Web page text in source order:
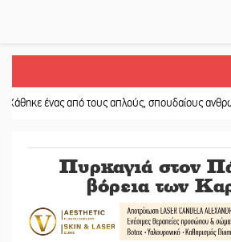
από τους απλούς, σπουδαίους ανθρώπους
Πυρκαγιά στον
βόρεια των